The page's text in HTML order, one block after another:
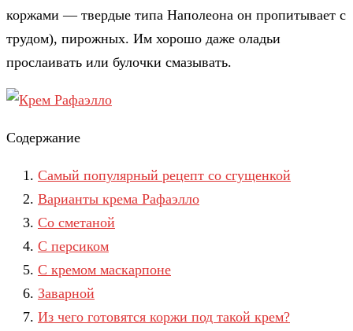
коржами — твердые типа Наполеона он пропитывает с
трудом), пирожных. Им хорошо даже оладьи
прослаивать или булочки смазывать.
Содержание
Самый популярный рецепт со сгущенкой
Варианты крема Рафаэлло
Со сметаной
С персиком
С кремом маскарпоне
Заварной
Из чего готовятся коржи под такой крем?